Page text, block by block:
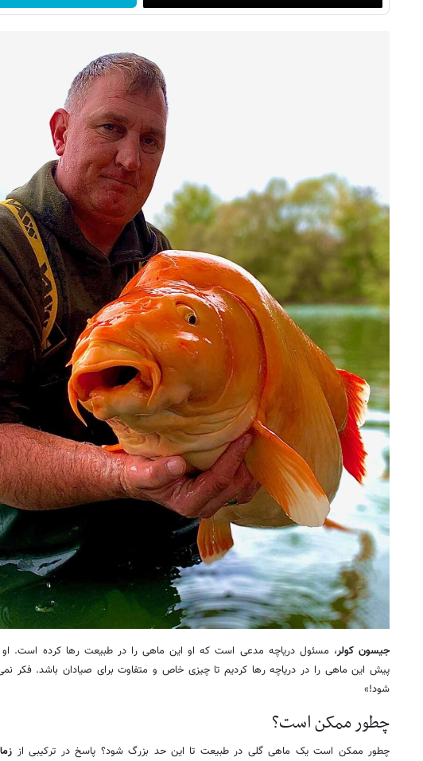
جیسون کولر، مسئول دریاچه مدعی است که او این ماهی را در طبیعت رها کرده است.
پیش این ماهی را در دریاچه رها کردیم تا چیزی خاص و متفاوت برای صیادان باشد. فکر
شود!»
چطور ممکن است؟
چطور ممکن است یک ماهی گلی در طبیعت تا این حد بزرگ شود؟ پاسخ در ترکیبی از